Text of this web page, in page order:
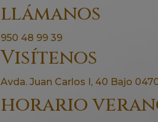
llámanos
950 48 99 39
Visítenos
Avda. Juan Carlos I, 40 Bajo
horario